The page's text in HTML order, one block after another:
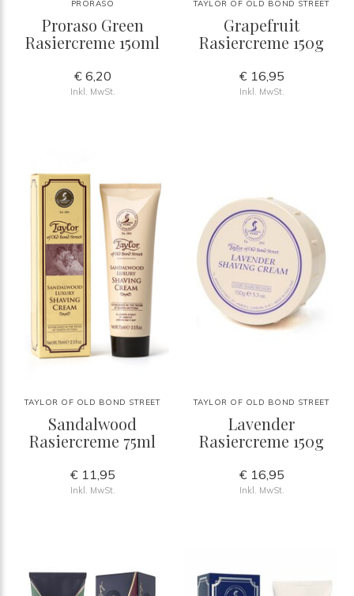
PRORASO
Proraso Green
Rasiercreme 150ml
€ 6,20
Inkl. MwSt.
TAYLOR OF OLD BOND STREET
Grapefruit
Rasiercreme 150g
€ 16,95
Inkl. MwSt.
TAYLOR OF OLD BOND STREET
Sandalwood
Rasiercreme 75ml
€ 11,95
Inkl. MwSt.
TAYLOR OF OLD BOND STREET
Lavender
Rasiercreme 150g
€ 16,95
Inkl. MwSt.